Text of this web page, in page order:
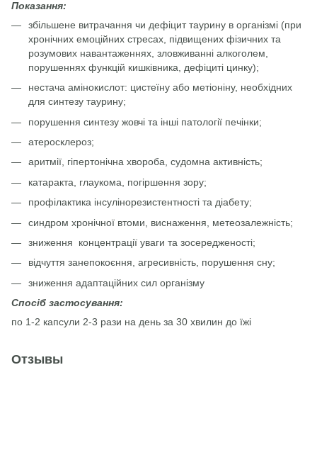
Показання:
збільшене витрачання чи дефіцит таурину в організмі (при
хронічних емоційних стресах, підвищених фізичних та
розумових навантаженнях, зловживанні алкоголем,
порушеннях функцій кишківника, дефіциті цинку);
нестача амінокислот: цистеїну або метіоніну, необхідних
для синтезу таурину;
порушення синтезу жовчі та інші патології печінки;
атеросклероз;
аритмії, гіпертонічна хвороба, судомна активність;
катаракта, глаукома, погіршення зору;
профілактика інсулінорезистентності та діабету;
синдром хронічної втоми, виснаження, метеозалежність;
зниження концентрації уваги та зосередженості;
відчуття занепокоєння, агресивність, порушення сну;
зниження адаптаційних сил організму
Спосіб застосування:
по 1-2 капсули 2-3 рази на день за 30 хвилин до їжі
Отзывы